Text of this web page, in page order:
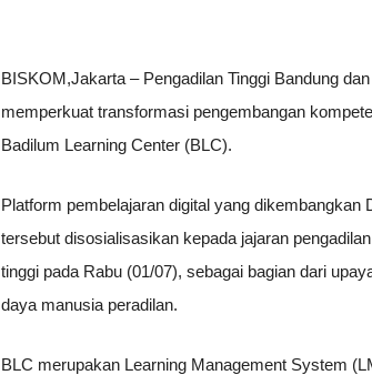
BISKOM,Jakarta – Pengadilan Tinggi Bandung
memperkuat transformasi pengembangan
Badilum Learning Center (BLC).
Platform pembelajaran digital yang
tersebut disosialisasikan kepada jajaran
tinggi pada Rabu (01/07), sebagai bagian dari
daya manusia peradilan.
BLC merupakan Learning Management System